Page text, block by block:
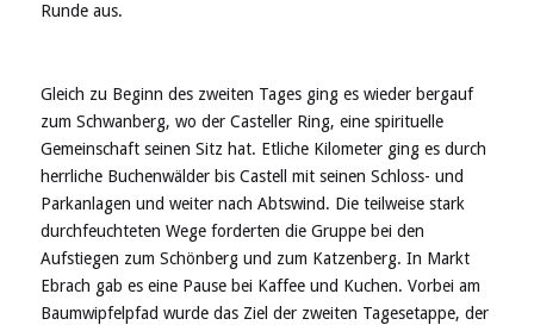
Runde aus.
Gleich zu Beginn des zweiten Tages ging es wieder bergauf
zum Schwanberg, wo der Casteller Ring, eine spirituelle
Gemeinschaft seinen Sitz hat. Etliche Kilometer ging es durch
herrliche Buchenwälder bis Castell mit seinen Schloss- und
Parkanlagen und weiter nach Abtswind. Die teilweise stark
durchfeuchteten Wege forderten die Gruppe bei den
Aufstiegen zum Schönberg und zum Katzenberg. In Markt
Ebrach gab es eine Pause bei Kaffee und Kuchen. Vorbei am
Baumwipfelpfad wurde das Ziel der zweiten Tagesetappe, der